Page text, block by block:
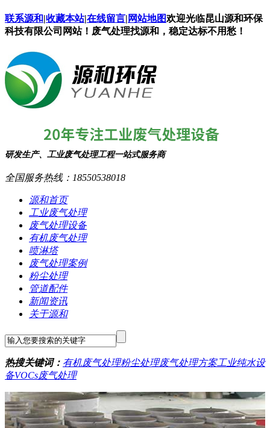
联系源和|收藏本站|在线留言| 网站地图欢迎光临昆山源和环保
科技有限公司网站！废气处理找源和，稳定达标不用愁！
研发生产、工业废气处理工程一站式服务商
全国服务热线： 18550538018
源和首页
工业废气处理
废气处理设备
有机废气处理
喷淋塔
废气处理案例
粉尘处理
管道配件
新闻资讯
关于源和
热搜关键词： 有机废气处理粉尘处理废气处理方案工业纯水设
备VOCs废气处理